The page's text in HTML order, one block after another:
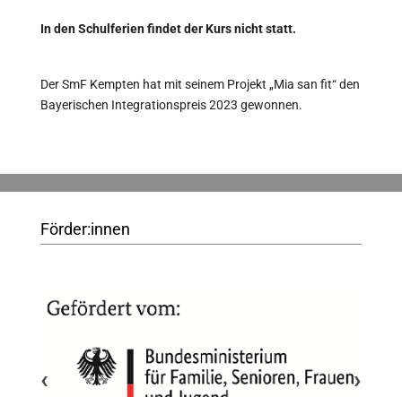
In den Schulferien findet der Kurs nicht statt.
Der SmF Kempten hat mit seinem Projekt „Mia san fit“ den
Bayerischen Integrationspreis 2023 gewonnen.
Förder:innen
‹ ›